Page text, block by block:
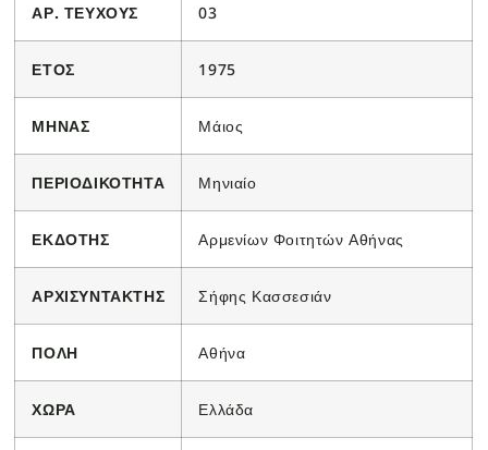
ΑΡ. ΤΕΥΧΟΥΣ 03
ΕΤΟΣ 1975
ΜΗΝΑΣ Μάιος
ΠΕΡΙΟΔΙΚΟΤΗΤΑ Μηνιαίο
ΕΚΔΟΤΗΣ Αρμενίων Φοιτητών Αθήνας
ΑΡΧΙΣΥΝΤΑΚΤΗΣ Σήφης Κασσεσιάν
ΠΟΛΗ Αθήνα
ΧΩΡΑ Ελλάδα